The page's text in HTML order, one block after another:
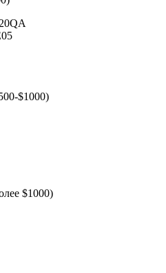
$1000)
$1000)